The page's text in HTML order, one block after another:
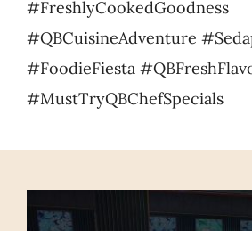
#FreshlyCookedGoodness
#QBCuisineAdventure
#FoodieFiesta
#MustTryQBChefSpecials